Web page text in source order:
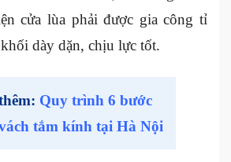
cửa lùa phải được gia công tỉ
dày dặn, chịu lực tốt.
Quy trình 6 bước
tắm kính tại Hà Nội